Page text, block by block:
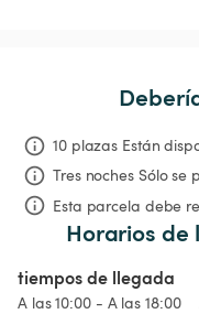
10 plazas Están
Tres noches Sólo se
Esta parcela debe
Horarios de
tiempos de llegada
A las 10:00 - A las 18:00